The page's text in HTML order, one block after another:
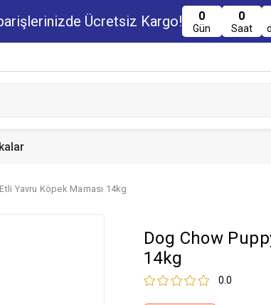
Ücretsiz Kargo! 0
Gün
0
Saat
Yavru Köpek Maması 14kg
Dog Chow
14kg
0.0